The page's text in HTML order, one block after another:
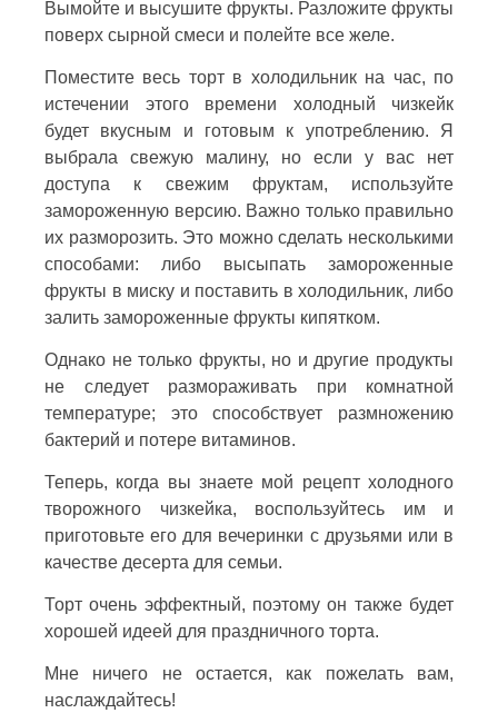
Вымойте и высушите фрукты. Разложите фрукты
поверх сырной смеси и полейте все желе.
Поместите весь торт в холодильник на час, по
истечении этого времени холодный чизкейк
будет вкусным и готовым к употреблению. Я
выбрала свежую малину, но если у вас нет
доступа к свежим фруктам, используйте
замороженную версию. Важно только правильно
их разморозить. Это можно сделать несколькими
способами: либо высыпать замороженные
фрукты в миску и поставить в холодильник, либо
залить замороженные фрукты кипятком.
Однако не только фрукты, но и другие продукты
не следует размораживать при комнатной
температуре; это способствует размножению
бактерий и потере витаминов.
Теперь, когда вы знаете мой рецепт холодного
творожного чизкейка, воспользуйтесь им и
приготовьте его для вечеринки с друзьями или в
качестве десерта для семьи.
Торт очень эффектный, поэтому он также будет
хорошей идеей для праздничного торта.
Мне ничего не остается, как пожелать вам,
наслаждайтесь!